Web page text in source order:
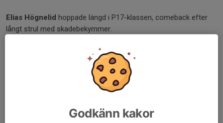
Elias Högnelid hoppade längd i P17-klassen, comeback efter
långt strul med skadebekymmer.
Alla resultat på Easyrecord
fler bilder från tävlingen på våra aktiva hittar ni på våra sociala
Nästa USM-JSM blir nu på hemmaplan om två veckor, 29-
Godkänn kakor